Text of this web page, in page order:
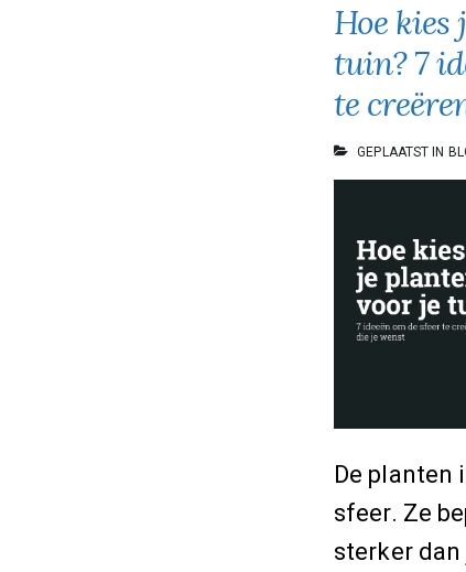
Hoe kies
tuin? 7
te
GEPLAATST IN
De planten
sfeer. Ze
sterker